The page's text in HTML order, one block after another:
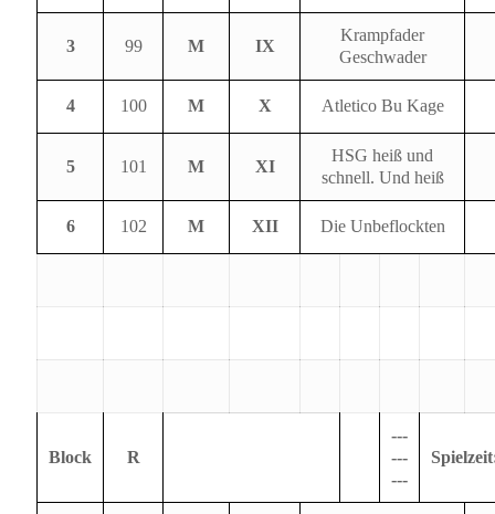
3 99 M IX
Krampfader
Geschwader
4 100 M X Atletico Bu Kage
5 101 M XI
HSG heiß und
schnell. Und heiß
6 102 M XII Die Unbeflockten
Block R
---
---
---